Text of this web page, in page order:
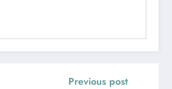
Previous post